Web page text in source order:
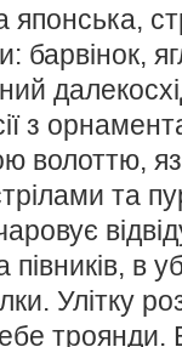
японська,
барвінок,
з
волоттю,
та
півників, в
Улітку
троянди.